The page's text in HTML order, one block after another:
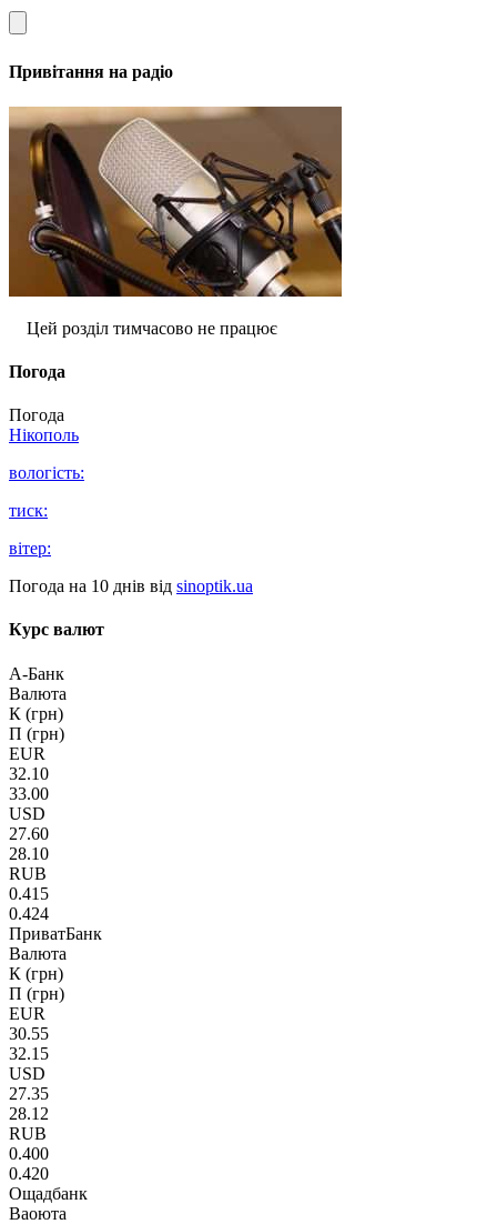
Привітання на радіо
Цей розділ тимчасово не працює
Погода
Погода
Нікополь
вологість:
тиск:
вітер:
Погода на 10 днів від sinoptik.ua
Курс валют
А-Банк
Валюта
К (грн)
П (грн)
EUR
32.10
33.00
USD
27.60
28.10
RUB
0.415
0.424
ПриватБанк
Валюта
К (грн)
П (грн)
EUR
30.55
32.15
USD
27.35
28.12
RUB
0.400
0.420
Ощадбанк
Ваоюта